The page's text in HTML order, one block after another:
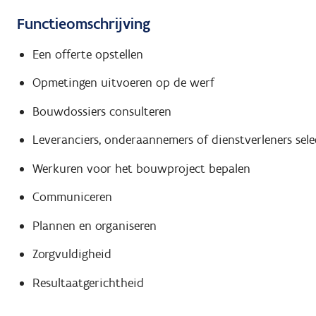
Functieomschrijving
Een offerte opstellen
Opmetingen uitvoeren op de werf
Bouwdossiers consulteren
Leveranciers, onderaannemers of dienstverleners
Werkuren voor het bouwproject bepalen
Communiceren
Plannen en organiseren
Zorgvuldigheid
Resultaatgerichtheid